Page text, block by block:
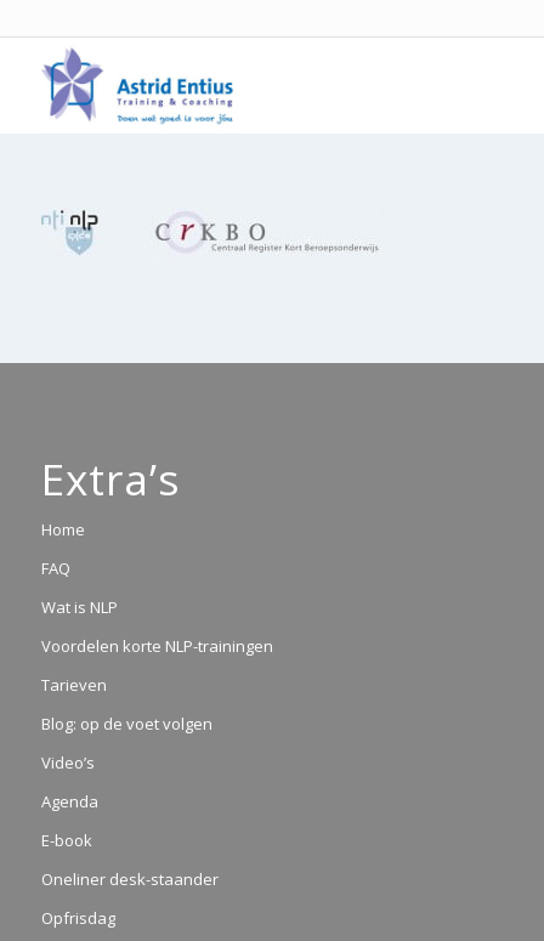
Extra’s
Home
FAQ
Wat is NLP
Voordelen korte NLP-trainingen
Tarieven
Blog: op de voet volgen
Video’s
Agenda
E-book
Oneliner desk-staander
Opfrisdag